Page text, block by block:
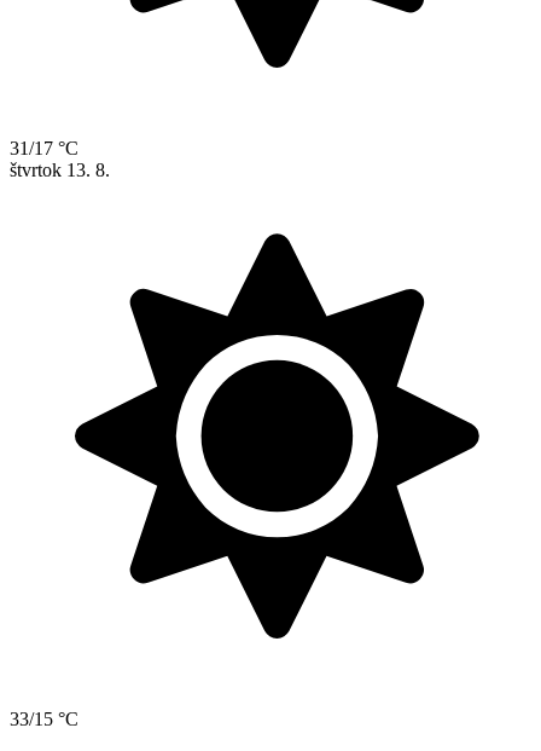
31/17 °C
štvrtok 13. 8.
33/15 °C